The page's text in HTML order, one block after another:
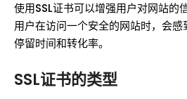
使用SSL证书可以增强用户对网站的
用户在访问一个安全的网站时，会
停留时间和转化率。
SSL证书的类型